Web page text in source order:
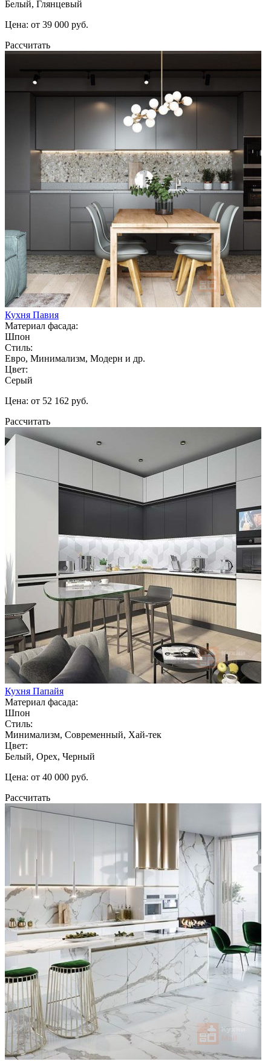
Белый, Глянцевый
Цена: от 39 000 руб.
Рассчитать
Кухня Павия
Материал фасада:
Шпон
Стиль:
Евро, Минимализм, Модерн и др.
Цвет:
Серый
Цена: от 52 162 руб.
Рассчитать
Кухня Папайя
Материал фасада:
Шпон
Стиль:
Минимализм, Современный, Хай-тек
Цвет:
Белый, Орех, Черный
Цена: от 40 000 руб.
Рассчитать